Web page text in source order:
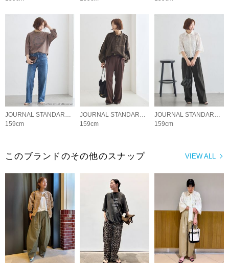
JOURNAL STANDARD L'ESSAGE
159cm
JOURNAL STANDARD L'ESSAGE
159cm
JOURNAL STANDARD L'ESSAGE
159cm
VIEW ALL
このブランドのその他のスナップ